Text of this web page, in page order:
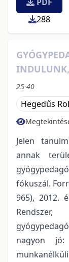
288
25-40
Hegedűs
Jelen
annak
fókuszál.
965), 2012.
nagyon